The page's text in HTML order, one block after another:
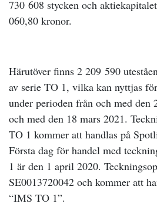
730 608 stycken och
060,80 kronor.
Härutöver finns 2 209 590
av serie TO 1, vilka kan nyttjas
under perioden från och med
och med den 18 mars 2021.
TO 1 kommer att handlas på
Första dag för handel med
1 är den 1 april 2020.
SE0013720042 och kommer att
“IMS TO 1”.